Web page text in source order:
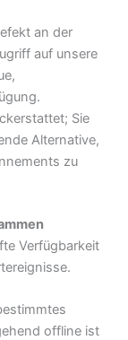
an der
auf unsere
Sie
Alternative,
zu
Verfügbarkeit
offline ist